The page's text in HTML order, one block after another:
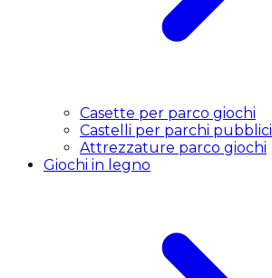
Casette per parco giochi
Castelli per parchi pubblici
Attrezzature parco giochi
Giochi in legno